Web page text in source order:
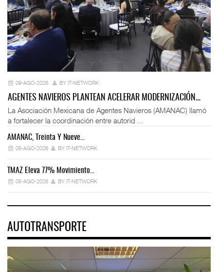
09-AGO-2026 BY IT-NETWORK
AGENTES NAVIEROS PLANTEAN ACELERAR MODERNIZACIÓN…
La Asociación Mexicana de Agentes Navieros (AMANAC) llamó
a fortalecer la coordinación entre autorid ...
AMANAC, Treinta Y Nueve…
05-AGO-2026 BY IT-NETWORK
TMAZ Eleva 77% Movimiento…
05-AGO-2026 BY IT-NETWORK
AUTOTRANSPORTE